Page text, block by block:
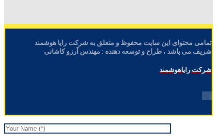
تمامی محتوای این سایت محفوظ و متعلق به شرکت رایا هوشمند
شریف می باشد ، طراح و توسعه دهنده : مهندس آرزو کاشانی
شرکت رایاهوشمند